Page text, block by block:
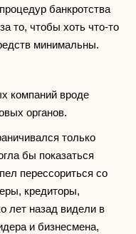
банкротства
то, чтобы хоть что-то
минимальны.
компаний вроде
органов.
только
бы показаться
перессориться со
кредиторы,
лет назад видели в
и бизнесмена,